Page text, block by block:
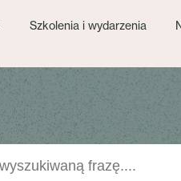
Szkolenia i wydarzenia